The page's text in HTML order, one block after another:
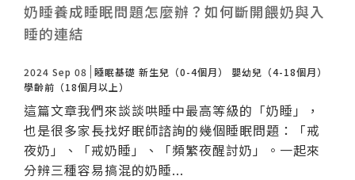
奶睡養成睡眠問題怎麼辦？如何斷開餵奶與入
睡的連結
2024 Sep 08 睡眠基礎 新生兒（0-4個月）
嬰幼兒（4-18個月）
學齡前（18個月以上）
這篇文章我們來談談哄睡中最高等級的「奶睡」，
也是很多家長找好眠師諮詢的幾個睡眠問題：「戒
夜奶」、「戒奶睡」、「頻繁夜醒討奶」。一起來
分辨三種容易搞混的奶睡...